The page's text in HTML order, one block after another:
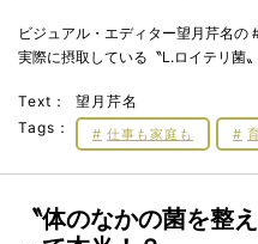
ビジュアル・エディター望月芹名の
実際に摂取している〝L.ロイテリ菌
Text：
望月芹名
Tags：
仕事も家庭も
〝体のなかの菌を整